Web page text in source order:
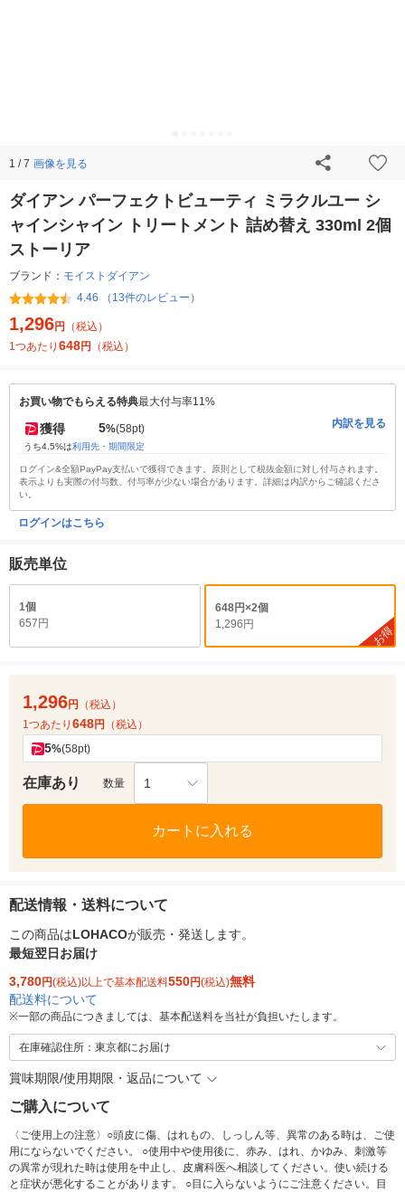
1 / 7 画像を見る
ダイアン パーフェクトビューティ ミラクルユー シ
ャインシャイン トリートメント 詰め替え 330ml 2個
ストーリア
ブランド： モイストダイアン
4.46 （13件のレビュー）
1,296円
（税込）
1つあたり 648円 （税込）
お買い物でもらえる特典最大付与率11%
獲得 5%(58pt)
うち4.5%は利用先・期間限定
内訳を見る
ログイン&全額PayPay支払いで獲得できます。原則として税抜金額に対し付与されます。
表示よりも実際の付与数、付与率が少ない場合があります。詳細は内訳からご確認くださ
い。
ログインはこちら
販売単位
1個
657円
648円×2個
1,296円
お得
1,296円
（税込）
1つあたり 648円 （税込）
5%(58pt)
在庫あり 数量 1
カートに入れる
配送情報・送料について
この商品はLOHACOが販売・発送します。
最短翌日お届け
3,780円(税込)以上で基本配送料550円(税込)無料
配送料について
※一部の商品につきましては、基本配送料を当社が負担いたします。
在庫確認住所：東京都にお届け
賞味期限/使用期限・返品について
ご購入について
〈ご使用上の注意〉○頭皮に傷、はれもの、しっしん等、異常のある時は、ご使
用にならないでください。 ○使用中や使用後に、赤み、はれ、かゆみ、刺激等
の異常が現れた時は使用を中止し、皮膚科医へ相談してください。使い続ける
と症状が悪化することがあります。 ○目に入らないようにご注意ください。目